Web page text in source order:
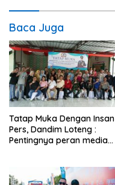
Baca Juga
Tatap Muka Dengan Insan
Pers, Dandim Loteng :
Pentingnya peran media
obyektif